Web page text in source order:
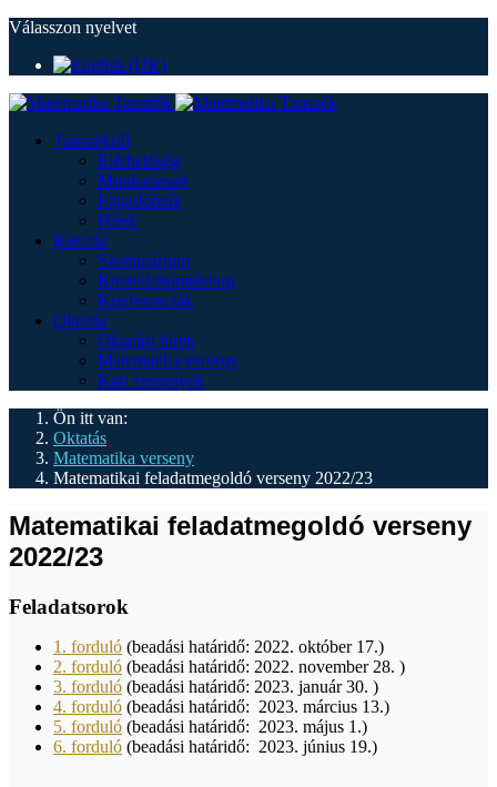
Válasszon nyelvet
Tanszékről
Elérhetőség
Munkatársak
Fogadóórák
Hírek
Kutatás
Szeminárium
Kutatólaboratórium
Konferenciák
Oktatás
Oktatási hírek
Matematika verseny
Kari versenyek
Ön itt van:
Oktatás
Matematika verseny
Matematikai feladatmegoldó verseny 2022/23
Matematikai feladatmegoldó verseny
2022/23
Feladatsorok
1. forduló (beadási határidő: 2022. október 17.)
2. forduló (beadási határidő: 2022. november 28. )
3. forduló (beadási határidő: 2023. január 30. )
4. forduló (beadási határidő: 2023. március 13.)
5. forduló (beadási határidő: 2023. május 1.)
6. forduló (beadási határidő: 2023. június 19.)